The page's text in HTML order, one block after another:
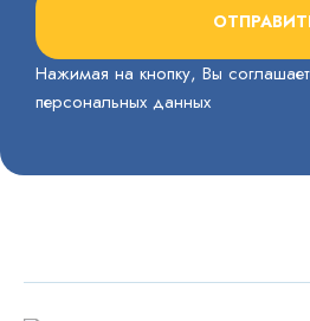
Нажимая на кнопку, Вы
персональных данных